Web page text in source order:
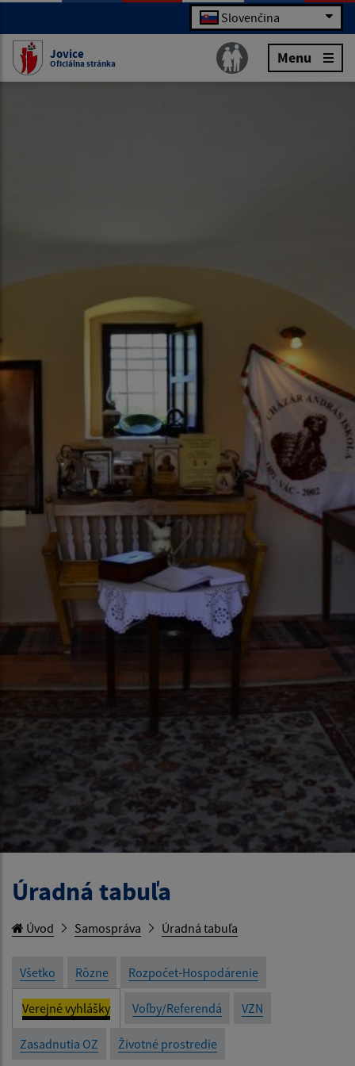
Slovenčina
Jovice
Oficiálna stránka Menu
Úradná tabuľa
Úvod Samospráva Úradná tabuľa
Všetko Rôzne Rozpočet-Hospodárenie
Verejné vyhlášky Voľby/Referendá VZN
Zasadnutia OZ Životné prostredie